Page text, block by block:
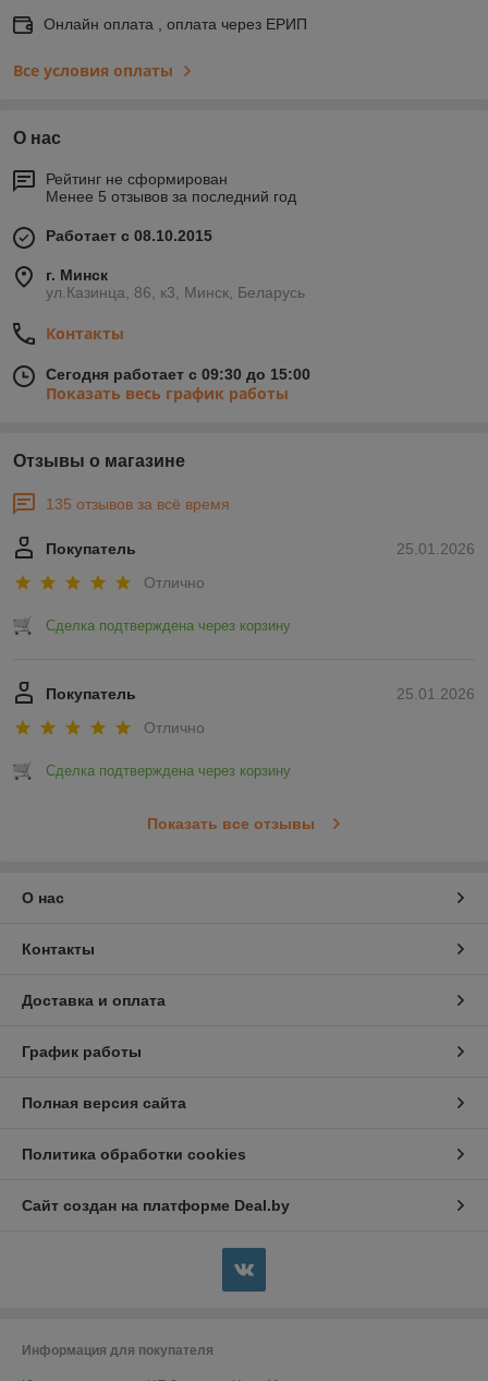
Онлайн оплата , оплата через ЕРИП
Все условия оплаты
О нас
Рейтинг не сформирован
Менее 5 отзывов за последний год
Работает с 08.10.2015
г. Минск
ул.Казинца, 86, к3, Минск, Беларусь
Контакты
Сегодня работает с 09:30 до 15:00
Показать весь график работы
Отзывы о магазине
135 отзывов за всё время
25.01.2026
Покупатель
Отлично
Сделка подтверждена через корзину
25.01.2026
Покупатель
Отлично
Сделка подтверждена через корзину
Показать все отзывы
О нас
Контакты
Доставка и оплата
График работы
Полная версия сайта
Политика обработки cookies
Сайт создан на платформе Deal.by
Информация для покупателя